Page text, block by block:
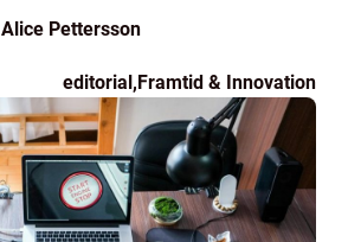
Alice Pettersson
editorial,Framtid & Innovation